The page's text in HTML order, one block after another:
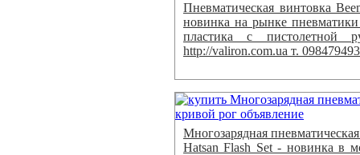
Пневматическая винтовка
новинка на рынке
пластика с пистолетной
http://valiron.com.ua т.
Многозарядная
Hatsan Flash Set - новинка в